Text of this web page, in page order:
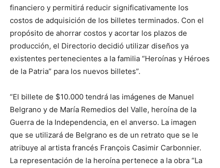
financiero y permitirá reducir significativamente los
costos de adquisición de los billetes terminados. Con el
propósito de ahorrar costos y acortar los plazos de
producción, el Directorio decidió utilizar diseños ya
existentes pertenecientes a la familia “Heroínas y Héroes
de la Patria” para los nuevos billetes”.
“El billete de $10.000 tendrá las imágenes de Manuel
Belgrano y de María Remedios del Valle, heroína de la
Guerra de la Independencia, en el anverso. La imagen
que se utilizará de Belgrano es de un retrato que se le
atribuye al artista francés François Casimir Carbonnier.
La representación de la heroína pertenece a la obra “La